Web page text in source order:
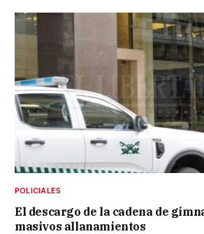
POLICIALES
El descargo de la cadena de
masivos allanamientos